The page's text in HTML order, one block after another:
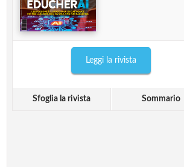
Leggi la rivista
Sfoglia la rivista Sommario